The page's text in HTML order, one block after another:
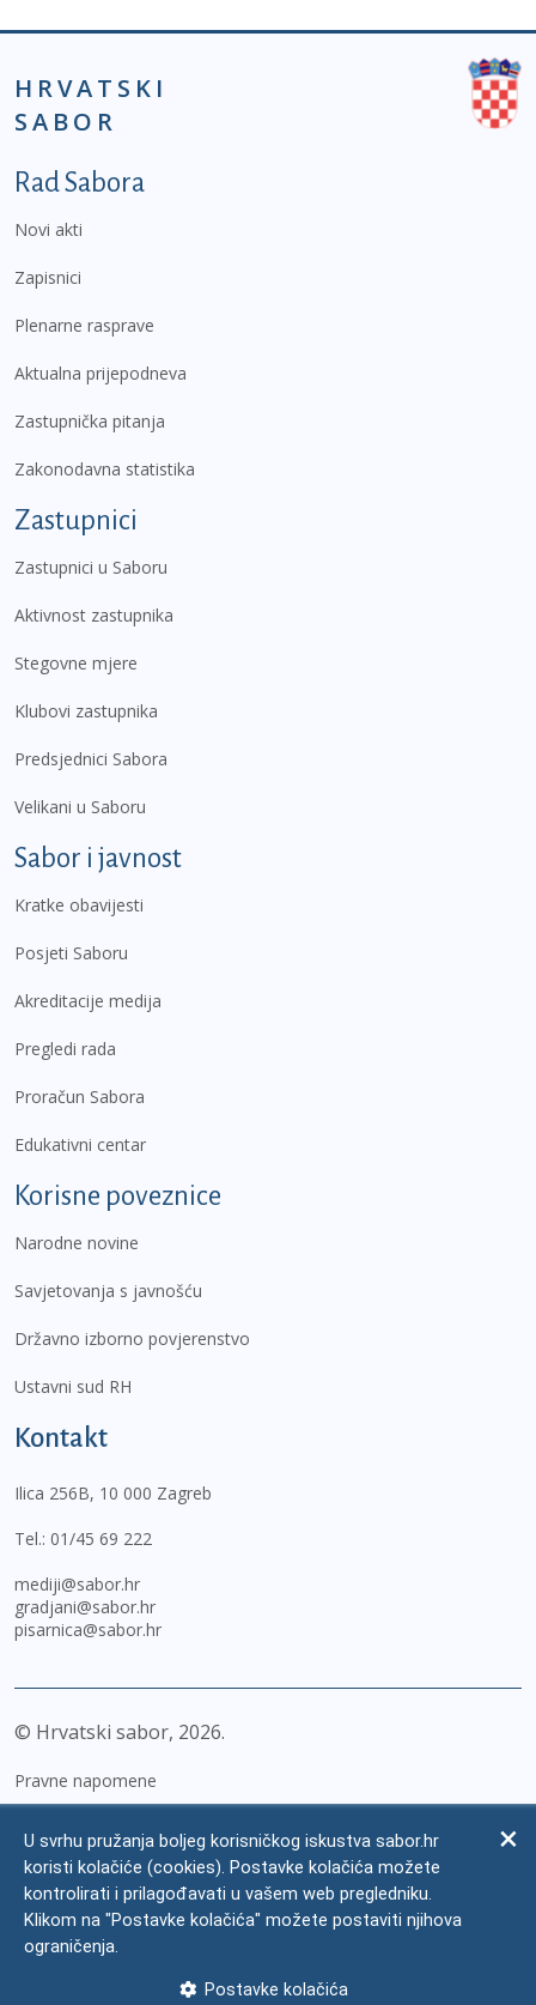
HRVATSKI
SABOR
Podnožje prvi izbornik
Rad Sabora
Novi akti
Zapisnici
Plenarne rasprave
Aktualna prijepodneva
Zastupnička pitanja
Zakonodavna statistika
Zastupnici
Zastupnici u Saboru
Aktivnost zastupnika
Stegovne mjere
Klubovi zastupnika
Predsjednici Sabora
Velikani u Saboru
Sabor i javnost
Kratke obavijesti
Posjeti Saboru
Akreditacije medija
Pregledi rada
Proračun Sabora
Edukativni centar
Korisne poveznice
Narodne novine
Savjetovanja s javnošću
Državno izborno povjerenstvo
Ustavni sud RH
Kontakt
Ilica 256B, 10 000 Zagreb
Tel.: 01/45 69 222
mediji@sabor.hr
gradjani@sabor.hr
pisarnica@sabor.hr
© Hrvatski sabor, 2026
Pravne napomene
Zaštita osobnih podataka
Impressum
Česta pitanja
U svrhu pružanja boljeg korisničkog iskustva sabor.hr
koristi kolačiće (cookies). Postavke kolačića možete
kontrolirati i prilagođavati u vašem web pregledniku.
Klikom na "Postavke kolačića" možete postaviti njihova
ograničenja.
Postavke kolačića